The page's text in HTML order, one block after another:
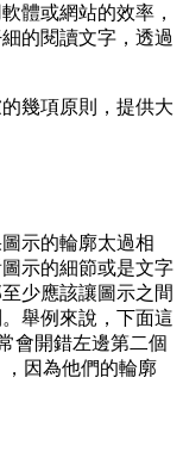
體或網站的效率，
的閱讀文字，透過
幾項原則，提供大
示的輪廓太過相
示的細節或是文字
少應該讓圖示之間
舉例來說，下面這
會開錯左邊第二個
，因為他們的輪廓